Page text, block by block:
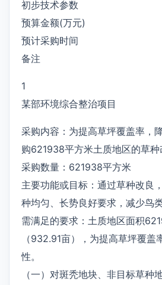
初步技术参数
预算金额(万元)
预计采购时间
备注
1
某部环境综合整治项目
采购内容：为提高草坪覆盖率，
购621938平方米土质地区的草种
采购数量：621938平方米
主要功能或目标：通过草种改良
种均匀、长势良好要求，减少鸟
需满足的要求：土质地区面积
（932.91亩），为提高草坪覆盖
性。
（一）对斑秃地块、非目标草种